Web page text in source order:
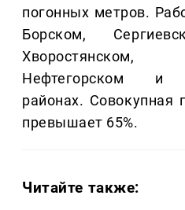
погонных метров.
Борском,
Хворостянском,
Нефтегорском и
районах. Совокупная
превышает 65%.
Читайте также: